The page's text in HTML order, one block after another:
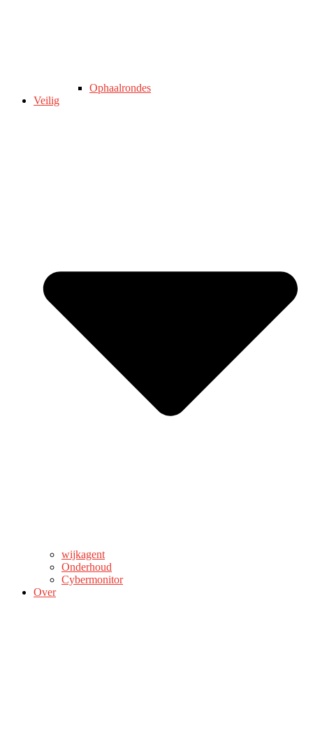
Ophaalrondes
Veilig
wijkagent
Onderhoud
Cybermonitor
Over